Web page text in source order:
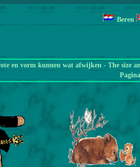
Beren
en vorm kunnen wat afwijken - The size